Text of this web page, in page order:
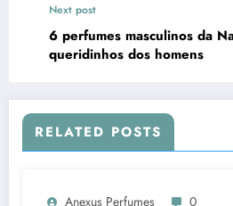
Next post
6 perfumes masculinos da
queridinhos dos homens
RELATED POSTS
Anexus Perfumes 0